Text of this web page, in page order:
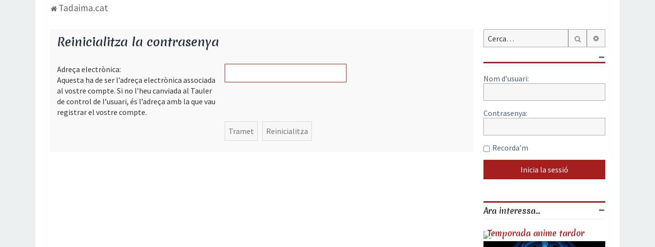
Tadaima.cat
Reinicialitza la contrasenya
Adreça electrònica:
Aquesta ha de ser l’adreça electrònica associada
al vostre compte. Si no l’heu canviada al Tauler
de control de l’usuari, és l’adreça amb la que vau
registrar el vostre compte.
Cerca
Nom d’usuari:
Contrasenya:
Recorda’m
Ara interessa...
Temporada anime tardor